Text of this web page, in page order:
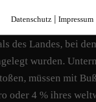
das österreichische
Opfer des bislang
des Landes, bei
wurden.
müssen mit
oder 4 % ihres
Datenschutz| Impressum